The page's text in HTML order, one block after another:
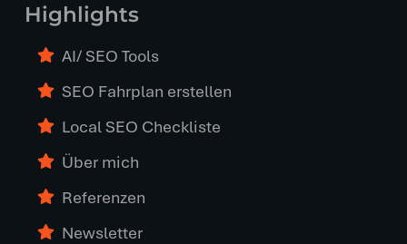
Highlights
AI/ SEO Tools
SEO Fahrplan erstellen
Local SEO Checkliste
Über mich
Referenzen
Newsletter